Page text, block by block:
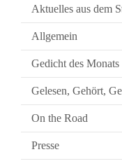
Aktuelles aus dem
Allgemein
Gedicht des Monats
Gelesen, Gehört,
On the Road
Presse